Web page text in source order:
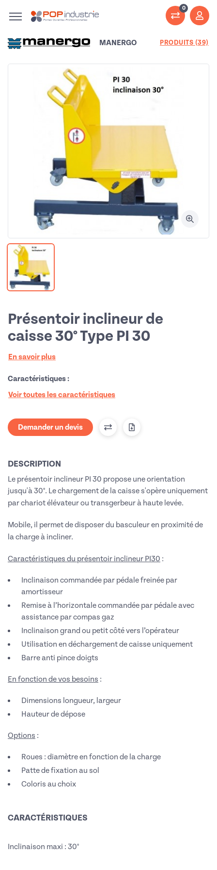
0
MANERGO PRODUITS (39)
Présentoir inclineur de
caisse 30° Type PI 30
En savoir plus
Caractéristiques :
Voir toutes les caractéristiques
Demander un devis
DESCRIPTION
Le présentoir inclineur PI 30 propose une orientation
jusqu'à 30°. Le chargement de la caisse s'opère uniquement
par chariot élévateur ou transgerbeur à haute levée.
Mobile, il permet de disposer du basculeur en proximité de
la charge à incliner.
Caractéristiques du présentoir inclineur PI30 :
Inclinaison commandée par pédale freinée par
amortisseur
Remise à l’horizontale commandée par pédale avec
assistance par compas gaz
Inclinaison grand ou petit côté vers l’opérateur
Utilisation en déchargement de caisse uniquement
Barre anti pince doigts
En fonction de vos besoins :
Dimensions longueur, largeur
Hauteur de dépose
Options :
Roues : diamètre en fonction de la charge
Patte de fixation au sol
Coloris au choix
CARACTÉRISTIQUES
Inclinaison maxi : 30°